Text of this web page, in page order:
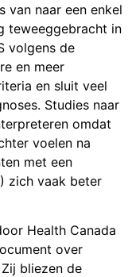
van naar een enkel
teweeggebracht in
volgens de
en meer
en sluit veel
Studies naar
omdat
voelen na
met een
zich vaak beter
Health Canada
over
bliezen de